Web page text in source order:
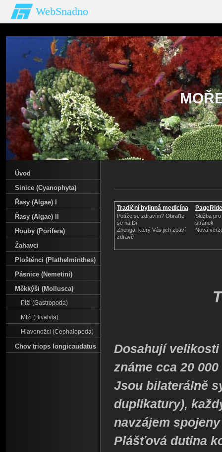
WebSnadno
Tradiční bylinná medicína
Potíže se zdravím? Obraťte
se na Dr
Zhenga, který Vás jich zbaví
zdravě
Služba
stránek
Nová
Dosahují velikosti
známe cca 20
Jsou bilaterálně
duplikatury),
navzájem
Plášťová dutina
Úvod
Sinice (Cyanophyta)
Řasy (Algae) I
Řasy (Algae) II
Houby (Porifera)
Žahavci
Ploštěnci (Plathelminthes)
Pásnice (Nemetini)
Měkkýši (Mollusca)
Plži (Gastropoda)
Mlži (Bivalvia)
Hlavonožci (Cephalopoda)
Chov triops longicaudatus